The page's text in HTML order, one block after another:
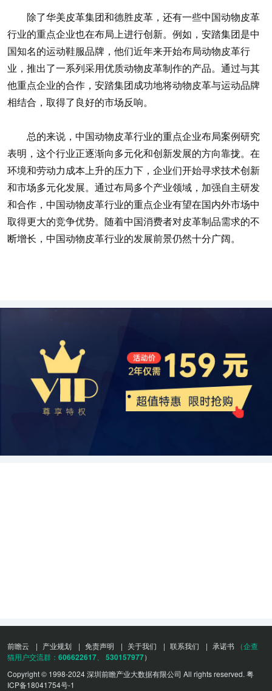
除了华美皮革集团和德胜皮革，还有一些中国动物皮革
行业的重点企业也在布局上进行创新。例如，安踏集团是中
国知名的运动鞋服品牌，他们近年来开始布局动物皮革行
业，推出了一系列采用优质动物皮革制作的产品。通过与其
他重点企业的合作，安踏集团成功地将动物皮革与运动品牌
相结合，取得了良好的市场反响。
总的来说，中国动物皮革行业的重点企业布局案例研究
表明，这个行业正逐渐向多元化和创新发展的方向靠拢。在
环境和劳动力成本上升的压力下，企业们开始寻求技术创新
和市场多元化发展。通过布局多个产业领域，加强自主研发
和合作，中国动物皮革行业的重点企业有望在国内外市场中
取得更大的竞争优势。随着中国消费者对皮革制品需求的不
断增长，中国动物皮革行业的发展前景仍然十分广阔。
前瞻云 | 产业规划 | 免责声明 | 关于我们 | 联系我们 | 承诺书 （企查
猫用户交流群： 606622617 530157977）
Copyright © 1998-2024 深圳前瞻产业大数据有限公司 All rights reserved. 粤
ICP备18041754号-1